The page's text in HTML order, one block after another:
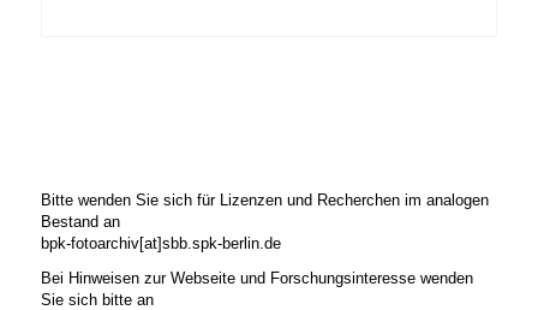
Bitte wenden Sie sich für Lizenzen und Recherchen im analogen
Bestand an
bpk-fotoarchiv[at]sbb.spk-berlin.de
Bei Hinweisen zur Webseite und Forschungsinteresse wenden
Sie sich bitte an